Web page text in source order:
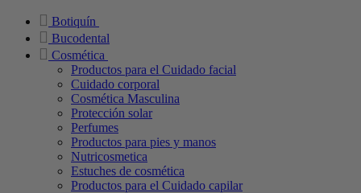
Botiquín
Bucodental
Cosmética
Productos para el Cuidado facial
Cuidado corporal
Cosmética Masculina
Protección solar
Perfumes
Productos para pies y manos
Nutricosmetica
Estuches de cosmética
Productos para el Cuidado capilar